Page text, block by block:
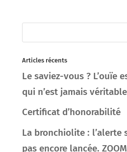
Articles récents
Le saviez-vous ? L’ouïe
qui n’est jamais
Certificat d’honorabilité
La bronchiolite : l’alerte
pas encore lancée.